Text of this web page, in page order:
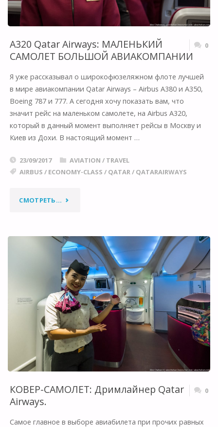
СРЕДНЕМАГИСТРАЛЬНОМ
A320 Qatar Airways: МАЛЕНЬКИЙ
САМОЛЕТ БОЛЬШОЙ АВИАКОМПАНИИ
0
Я уже рассказывал о широкофюзеляжном флоте лучшей
в мире авиакомпании Qatar Airways – Airbus A380 и A350,
Boeing 787 и 777. А сегодня хочу показать вам, что
значит рейс на маленьком самолете, на Airbus A320,
который в данный момент выполняет рейсы в Москву и
Киев из Дохи. В настоящий момент …
23/09/2017 AVIATION / TRAVEL
AIRBUS / ECONOMY-CLASS / QATAR/ QATARAIRWAYS
СМОТРЕТЬ... "A320
AIRWAYS:
МАЛЕНЬКИЙ
САМОЛЕТ
БОЛЬШОЙ
АВИАКОМПАНИИ"
КОВЕР-САМОЛЕТ: Дримлайнер Qatar
Airways.
0
Самое главное в выборе авиабилета при прочих равных